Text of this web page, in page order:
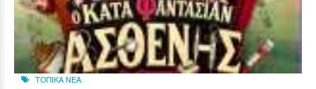
ΤΟΠΙΚΑ ΝΕΑ